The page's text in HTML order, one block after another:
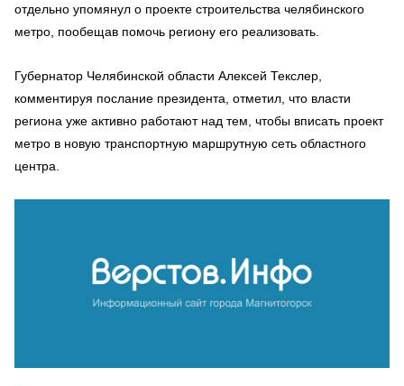
отдельно упомянул о проекте строительства челябинского
метро, пообещав помочь региону его реализовать.
Губернатор Челябинской области Алексей Текслер,
комментируя послание президента, отметил, что власти
региона уже активно работают над тем, чтобы вписать проект
метро в новую транспортную маршрутную сеть областного
центра.